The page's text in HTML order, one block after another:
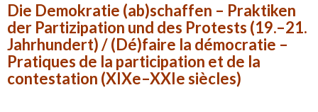
Die Demokratie (ab)schaffen – Praktiken
der Partizipation und des Protests (19.–21.
Jahrhundert) / (Dé)faire la démocratie –
Pratiques de la participation et de la
contestation (XIXe–XXIe siècles)